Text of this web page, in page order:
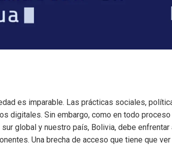
es imparable. Las prácticas sociales,
digitales. Sin embargo, como en todo
global y nuestro país, Bolivia, debe
Una brecha de acceso que tiene que